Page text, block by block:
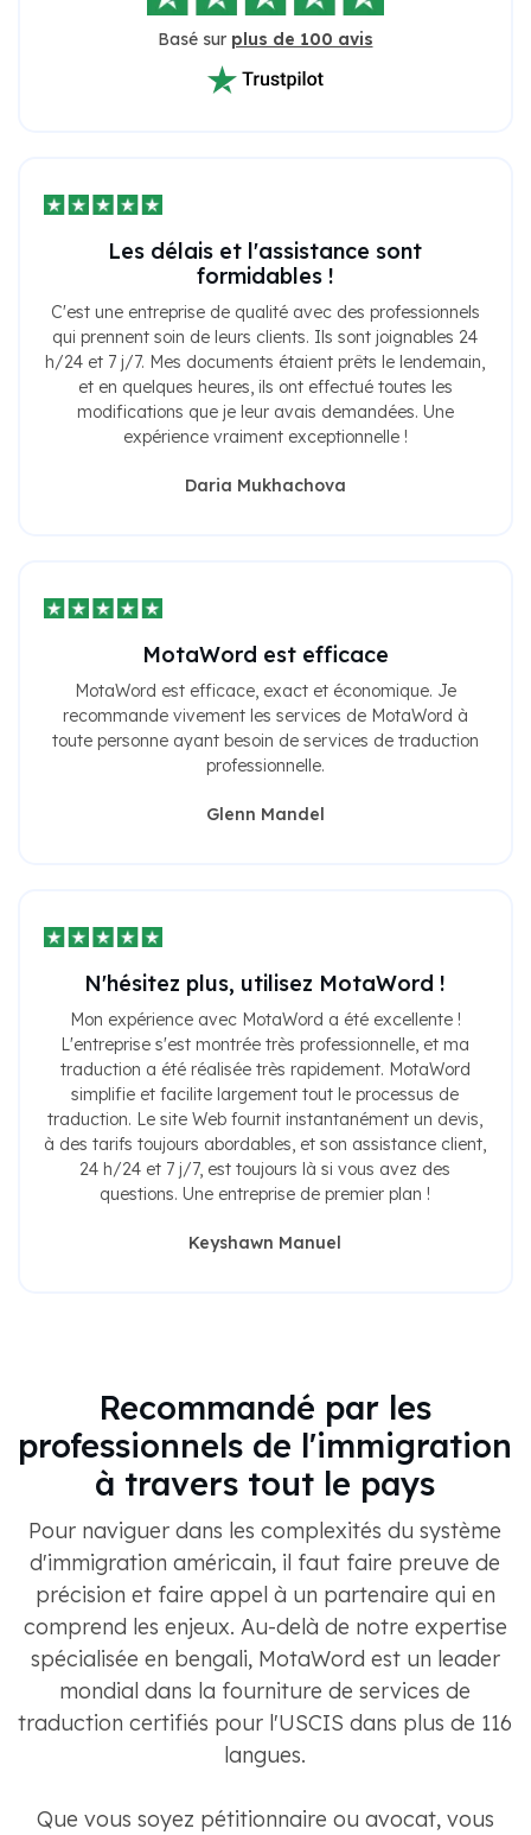
Basé sur plus de 100 avis
Les délais et l'assistance sont
formidables !
C'est une entreprise de qualité avec des professionnels
qui prennent soin de leurs clients. Ils sont joignables 24
h/24 et 7 j/7. Mes documents étaient prêts le lendemain,
et en quelques heures, ils ont effectué toutes les
modifications que je leur avais demandées. Une
expérience vraiment exceptionnelle !
Daria Mukhachova
MotaWord est efficace
MotaWord est efficace, exact et économique. Je
recommande vivement les services de MotaWord à
toute personne ayant besoin de services de traduction
professionnelle.
Glenn Mandel
N'hésitez plus, utilisez MotaWord !
Mon expérience avec MotaWord a été excellente !
L'entreprise s'est montrée très professionnelle, et ma
traduction a été réalisée très rapidement. MotaWord
simplifie et facilite largement tout le processus de
traduction. Le site Web fournit instantanément un devis,
à des tarifs toujours abordables, et son assistance client,
24 h/24 et 7 j/7, est toujours là si vous avez des
questions. Une entreprise de premier plan !
Keyshawn Manuel
Recommandé par les
professionnels de l'immigration
à travers tout le pays
Pour naviguer dans les complexités du système
d'immigration américain, il faut faire preuve de
précision et faire appel à un partenaire qui en
comprend les enjeux. Au-delà de notre expertise
spécialisée en bengali, MotaWord est un leader
mondial dans la fourniture de services de
traduction certifiés pour l'USCIS dans plus de 116
langues.
Que vous soyez pétitionnaire ou avocat, vous